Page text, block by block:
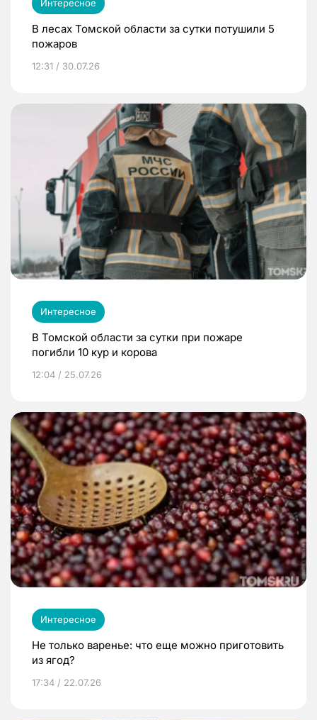
Интересное
В лесах Томской области за сутки потушили 5
пожаров
12:31 / 30.07.26
Интересное
В Томской области за сутки при пожаре
погибли 10 кур и корова
12:04 / 25.07.26
Интересное
Не только варенье: что еще можно приготовить
из ягод?
17:34 / 22.07.26